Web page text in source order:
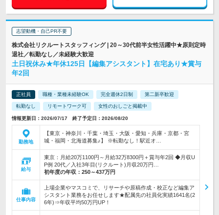
志望動機・自己PR不要
株式会社リクルートスタッフィング | 20～30代前半女性活躍中★原則定時
退社／転勤なし／未経験大歓迎
土日祝休み★年休125日【編集アシスタント】在宅あり★賞与
年2回
正社員 職種・業種未経験OK 完全週休2日制 第二新卒歓迎
転勤なし リモートワーク可 女性のおしごと掲載中
情報更新日：2026/07/17 終了予定日：2026/08/20
勤務地
【東京・神奈川・千葉・埼玉・大阪・愛知・兵庫・京都・宮
城・福岡・北海道募集♪】 ※転勤なし！駅近オ…
給与
東京：月給20万1100円～月給32万8300円＋賞与年2回 ◆月収U
P例 20代／入社3年目(リクルート)月収20万円…
初年度の年収： 250～437万円
仕事内容
上場企業やマスコミで、リサーチや原稿作成・校正など編集ア
シスタント業務をお任せします★配属先の社員化実績1641名(2
6年)⇒年収平均50万円UP！